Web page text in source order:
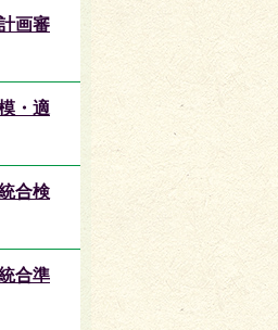
画審
・適
合検
合準